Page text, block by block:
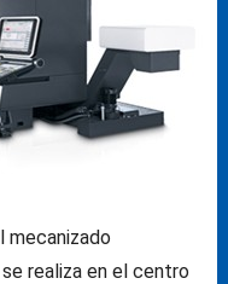
mecanizado
realiza en el centro